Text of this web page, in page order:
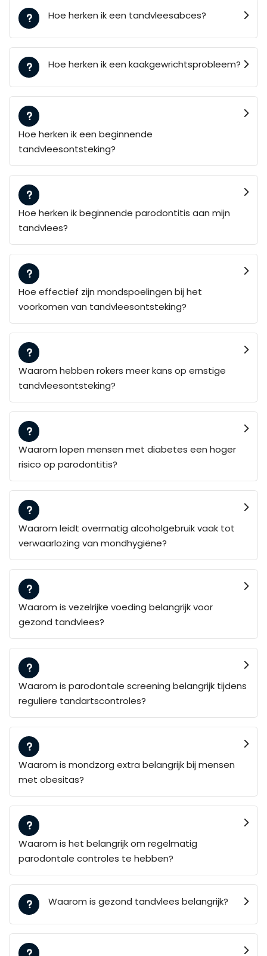
Hoe herken ik een tandvleesabces?
Hoe herken ik een kaakgewrichtsprobleem?
Hoe herken ik een beginnende
tandvleesontsteking?
Hoe herken ik beginnende parodontitis aan mijn
tandvlees?
Hoe effectief zijn mondspoelingen bij het
voorkomen van tandvleesontsteking?
Waarom hebben rokers meer kans op ernstige
tandvleesontsteking?
Waarom lopen mensen met diabetes een hoger
risico op parodontitis?
Waarom leidt overmatig alcoholgebruik vaak tot
verwaarlozing van mondhygiëne?
Waarom is vezelrijke voeding belangrijk voor
gezond tandvlees?
Waarom is parodontale screening belangrijk tijdens
reguliere tandartscontroles?
Waarom is mondzorg extra belangrijk bij mensen
met obesitas?
Waarom is het belangrijk om regelmatig
parodontale controles te hebben?
Waarom is gezond tandvlees belangrijk?